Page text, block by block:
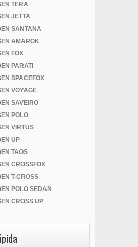
TERA
JETTA
SANTANA
AMAROK
FOX
PARATI
SPACEFOX
VOYAGE
SAVEIRO
POLO
VIRTUS
UP
TAOS
CROSSFOX
T-CROSS
POLO SEDAN
CROSS UP